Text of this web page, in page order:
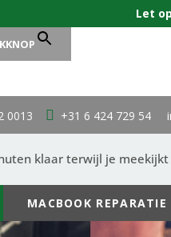
0013 +31 6 424 729 54
klaar terwijl je meekijkt
MACBOOK REPARATIE
Let